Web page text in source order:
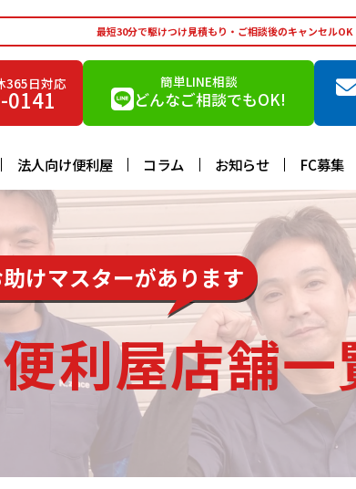
最短30分で駆けつけ見積もり・ご相談後のキャンセルOK
365日対応
0141
簡単LINE相談
どんなご相談でもOK!
法人向け便利屋 コラム お知らせ FC募集
けマスターがあります
利屋店舗一